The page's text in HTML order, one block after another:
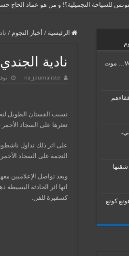
للسياحة التجميلية؟! و من هو عماد الحاج
الرئيسية / أخبار النجوم /
نادية
na_journaliste نوفمبر
تسبب الفستان الطويل
تعثرها على السجاد
على اثر ذلك تداول
النجمة على السجاد
وبعد تواصل الإعلاميين
انها اثر الحادثة البسيطة
كسفيرة للفن.
بالفيديو: بعد تعاقدها مع وكالة Venus Esthetika… موت
كونغ